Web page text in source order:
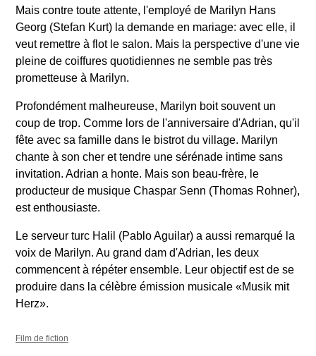
Mais contre toute attente, l'employé de Marilyn Hans
Georg (Stefan Kurt) la demande en mariage: avec elle, il
veut remettre à flot le salon. Mais la perspective d'une vie
pleine de coiffures quotidiennes ne semble pas très
prometteuse à Marilyn.
Profondément malheureuse, Marilyn boit souvent un
coup de trop. Comme lors de l'anniversaire d'Adrian, qu'il
fête avec sa famille dans le bistrot du village. Marilyn
chante à son cher et tendre une sérénade intime sans
invitation. Adrian a honte. Mais son beau-frère, le
producteur de musique Chaspar Senn (Thomas Rohner),
est enthousiaste.
Le serveur turc Halil (Pablo Aguilar) a aussi remarqué la
voix de Marilyn. Au grand dam d'Adrian, les deux
commencent à répéter ensemble. Leur objectif est de se
produire dans la célèbre émission musicale «Musik mit
Herz».
Film de fiction